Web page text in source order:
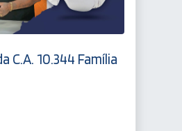
C.A. 10.344 Família